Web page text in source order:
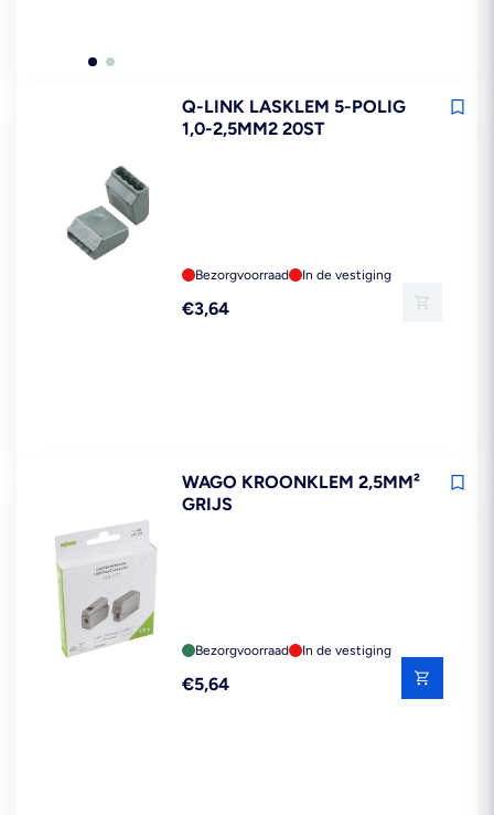
Q-LINK LASKLEM 5-POLIG
1,0-2,5MM2 20ST
Bezorgvoorraad In de vestiging
Reguliere
€3,64
WAGO KROONKLEM 2,5MM²
GRIJS
Bezorgvoorraad In de vestiging
Reguliere
€5,64